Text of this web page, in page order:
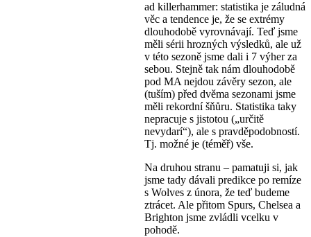
ad killerhammer: statistika je záludná
věc a tendence je, že se extrémy
dlouhodobě vyrovnávají. Teď jsme
měli sérii hrozných výsledků, ale už
v této sezoně jsme dali i 7 výher za
sebou. Stejně tak nám dlouhodobě
pod MA nejdou závěry sezon, ale
(tuším) před dvěma sezonami jsme
měli rekordní šňůru. Statistika taky
nepracuje s jistotou („určitě
nevydarí“), ale s pravděpodobností.
Tj. možné je (téměř) vše.
Na druhou stranu – pamatuji si, jak
jsme tady dávali predikce po remíze
s Wolves z února, že teď budeme
ztrácet. Ale přitom Spurs, Chelsea a
Brighton jsme zvládli vcelku v
pohodě.